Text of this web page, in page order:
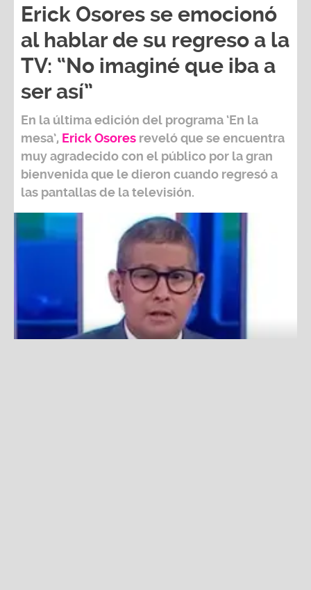
al hablar de su regreso a la
TV: “No imaginé que iba a
ser así”
En la última edición del programa ‘En la
muy agradecido con el público por la gran
bienvenida que le dieron cuando regresó a
las pantallas de la televisión.